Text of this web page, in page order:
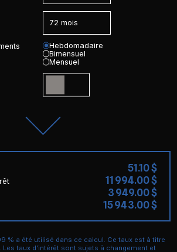
Hebdomadaire
Bimensuel
Mensuel
51.10 $
11 994.00 $
3 949.00 $
15 943.00 $
% a été utilisé dans ce calcul. Ce taux est à titre
taux d’intérêt sont sujets à changement et